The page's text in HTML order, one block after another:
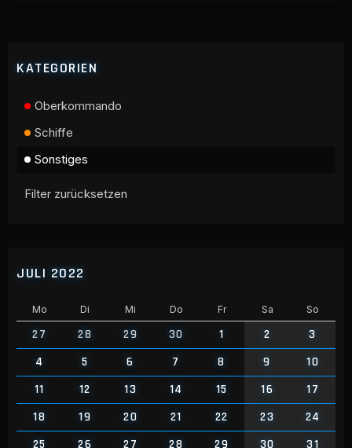
KATEGORIEN
Oberkommando
Schiffe
Sonstiges
Filter zurücksetzen
JULI 2022
Mo Di Mi Do Fr Sa So
27 28 29 30 1 2
3
4
5 6 7 8 9
10
11
12 13 14 15 16
17
18
19 20 21 22 23
24
25
26 27 28 29 30 31